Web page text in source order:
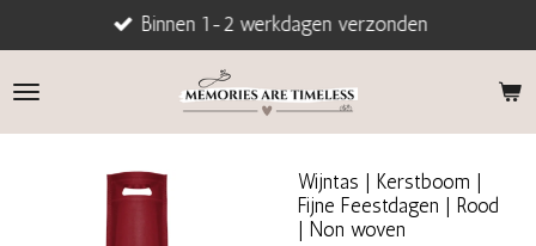
direct
naar
Binnen 1-2 werkdagen verzonden
Wijntas | Kerstboom |
Fijne Feestdagen | Rood
| Non woven